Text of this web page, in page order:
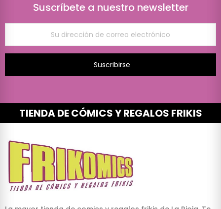
Suscríbete a nuestro newsletter
Suscribirse
TIENDA DE CÓMICS Y REGALOS FRIKIS